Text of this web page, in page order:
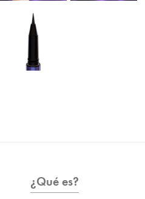
¿Qué es?